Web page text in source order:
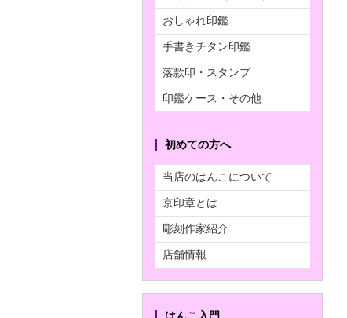
おしゃれ印鑑
手書きチタン印鑑
落款印・スタンプ
印鑑ケース・その他
初めての方へ
当店のはんこについて
京印章とは
彫刻作家紹介
店舗情報